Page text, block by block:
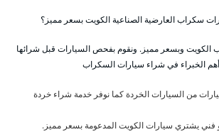
سكراب العارضية الصناعية الكويت بسعر مميز؟
وبسعر مميز. ونقوم بفحص السيارات قبل شرائها
الخبراء في شراء سيارات السكراب
من السيارات الخردة كما نوفر خدمة شراء خردة
يشتري سيارات الكويت المدعومة بسعر مميز.